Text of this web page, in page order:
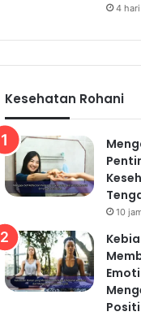
4
Kesehatan Rohani
10